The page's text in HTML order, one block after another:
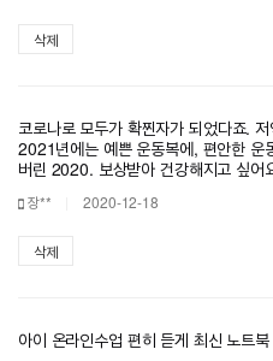
삭제
코로나로 모두가 확찐자가 되었다죠.
2021년에는 예쁜 운동복에, 편안한 운
버린 2020. 보상받아 건강해지고 싶어
장** 2020-12-18
삭제
아이 온라인수업 편히 듣게 최신 노트